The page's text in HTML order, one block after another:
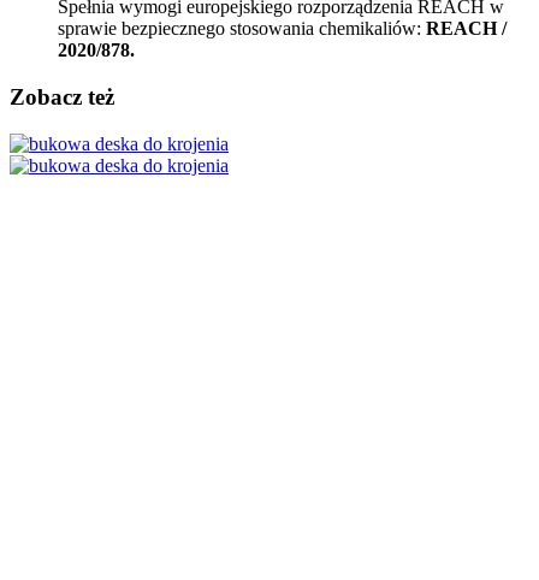
Spełnia wymogi europejskiego rozporządzenia REACH w
sprawie bezpiecznego stosowania chemikaliów: REACH /
2020/878.
Zobacz też